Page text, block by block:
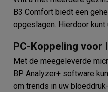
B3 Comfort biedt een
opgeslagen. Hierdoor
PC-Koppeling voor
Met de meegeleverde
BP Analyzer+ software
om trends in uw